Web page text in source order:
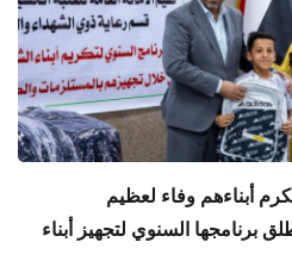
أبناءهم وفاء لعظيم
برنامجها السنوي لتجهيز أبناء